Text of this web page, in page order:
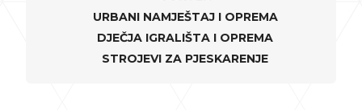
URBANI NAMJEŠTAJ I OPREMA
DJEČJA IGRALIŠTA I OPREMA
STROJEVI ZA PJESKARENJE